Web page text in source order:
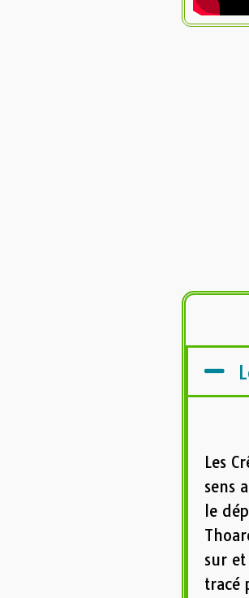
Les
sens
le
sur
tracé